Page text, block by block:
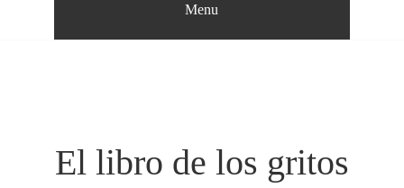
Menu
El libro de los gritos